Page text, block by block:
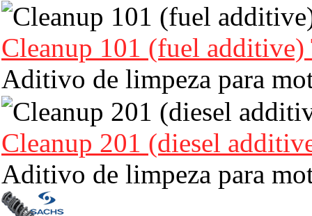
Cleanup 101 (fuel
Aditivo de limpeza para
Cleanup 201 (diesel
Aditivo de limpeza para